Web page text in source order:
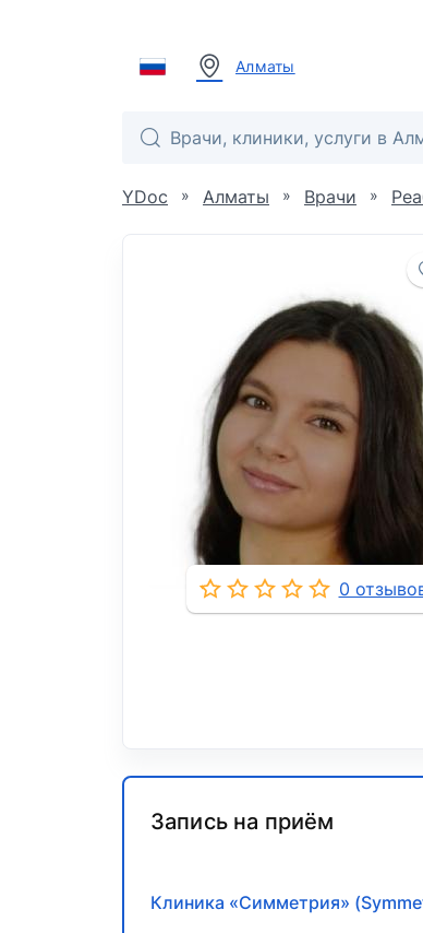
Алматы
YDoc » Алматы » Врачи »
0
Запись на приём
Клиника «Симметрия»